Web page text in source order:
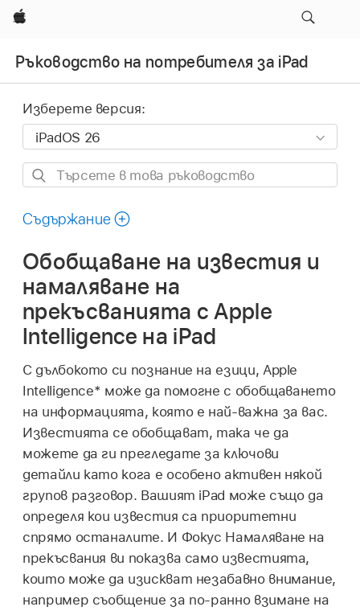
Apple
Ръководство на потребителя за iPad
Изберете версия:
Търсете
това
Съдържание
Обобщаване на известия и
намаляване на
прекъсванията с Apple
Intelligence на iPad
С дълбокото си познание на езици, Apple
Intelligence* може да помогне с обобщаването
на информацията, която е най-важна за вас.
Известията се обобщават, така че да
можете да ги прегледате за ключови
детайли като кога е особено активен някой
групов разговор. Вашият iPad може също да
определя кои известия са приоритетни
спрямо останалите. И Фокус Намаляване на
прекъсвания ви показва само известията,
които може да изискват незабавно внимание,
например съобщение за по-ранно взимане на